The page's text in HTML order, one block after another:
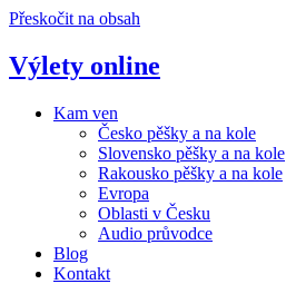
Přeskočit na obsah
Výlety online
Kam ven
Česko pěšky a na kole
Slovensko pěšky a na kole
Rakousko pěšky a na kole
Evropa
Oblasti v Česku
Audio průvodce
Blog
Kontakt